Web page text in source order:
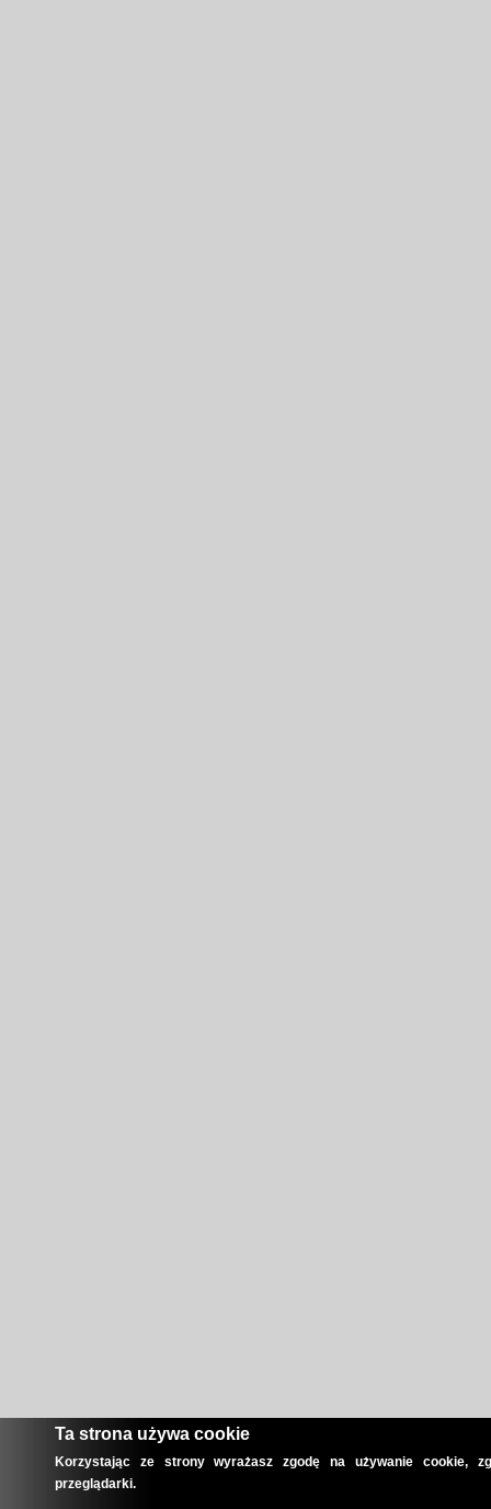
Ta strona używa cookie
Korzystając ze strony wyrażasz zgodę na używanie cookie,
przeglądarki.